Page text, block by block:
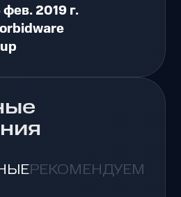
фев. 2019 г.
РЕКОМЕНДУЕМЫЕ